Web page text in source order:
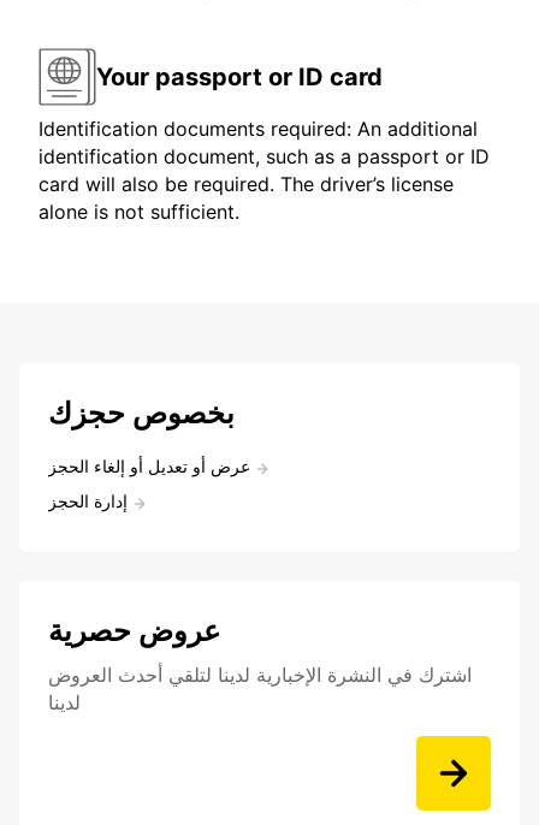
Your passport or ID card
Identification documents required: An additional
identification document, such as a passport or ID
card will also be required. The driver’s license
alone is not sufficient.
بخصوص حجزك
عرض أو تعديل أو إلغاء الحجز
إدارة الحجز
عروض حصرية
اشترك في النشرة الإخبارية لدينا لتلقي أحدث العروض
لدينا